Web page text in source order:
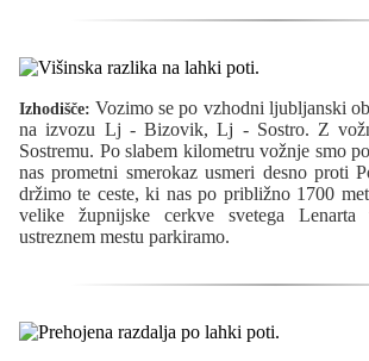
Izhodišče: Vozimo se po vzhodni ljubljanski
na izvozu Lj - Bizovik, Lj - Sostro. Z
Sostremu. Po slabem kilometru vožnje smo
nas prometni smerokaz usmeri desno proti
držimo te ceste, ki nas po približno 1700
velike župnijske cerkve svetega
ustreznem mestu parkiramo.